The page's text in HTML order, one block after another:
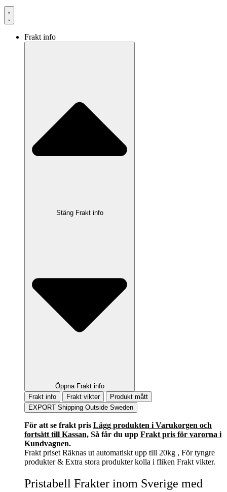
Frakt info
Stäng Frakt info
Öppna Frakt info
Frakt info
Frakt vikter
Produkt mått
EXPORT Shipping Outside Sweden
För att se frakt pris Lägg produkten i Varukorgen och
fortsätt till Kassan, Så får du upp Frakt pris för varorna i
Kundvagnen.
Frakt priset Räknas ut automatiskt upp till 20kg , För tyngre
produkter & Extra stora produkter kolla i fliken Frakt vikter.
Pristabell Frakter inom Sverige med